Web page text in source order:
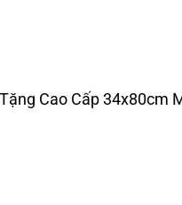
Cao Cấp 34x80cm